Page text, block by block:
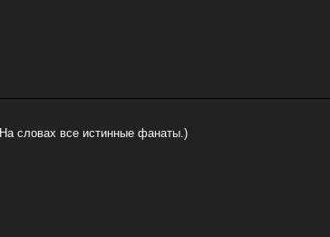
На словах все истинные фанаты.)